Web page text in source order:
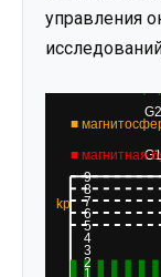
управления